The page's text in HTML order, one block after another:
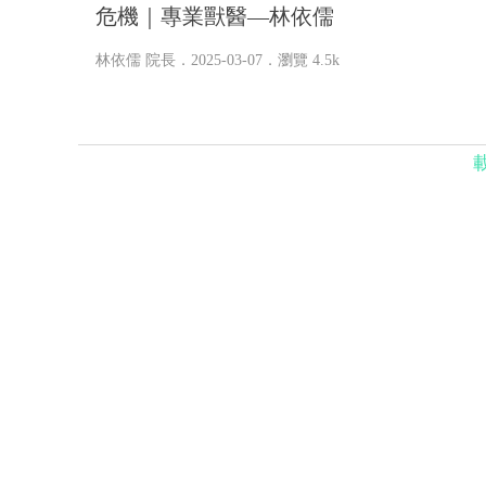
危機｜專業獸醫—林依儒
林依儒 院長 ．2025-03-07． 瀏覽 4.5k